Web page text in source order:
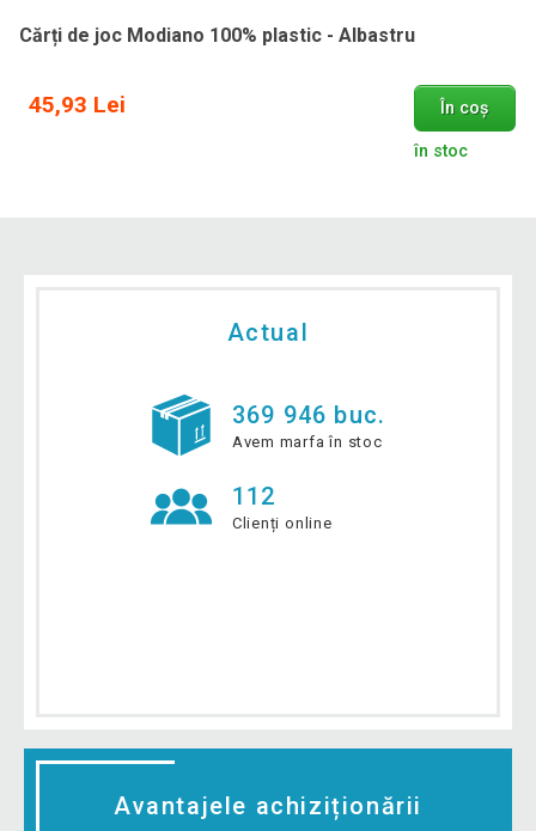
Cărți de joc Modiano 100% plastic - Albastru
45,93 Lei În coș
în stoc
Actual
369 946 buc.
Avem marfa în stoc
112
Clienți online
Avantajele achiziționării